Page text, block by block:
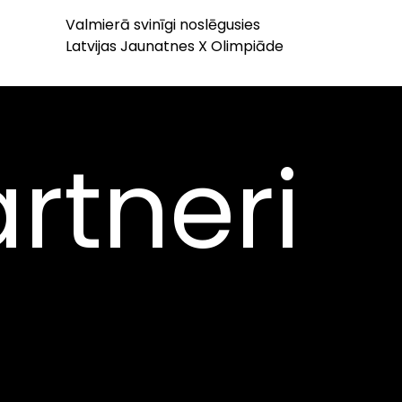
Valmierā svinīgi noslēgusies
Latvijas Jaunatnes X Olimpiāde